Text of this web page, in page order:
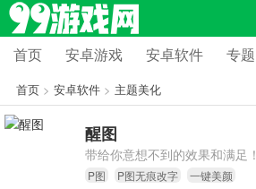
首页 安卓游戏 安卓软件 专题
首页> 安卓软件> 主题美化
醒图
带给你意想不到的效果和满足！
P图 P图无痕改字 一键美颜